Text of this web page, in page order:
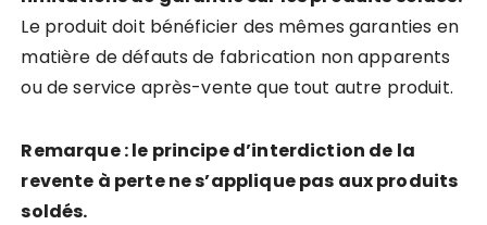
Le produit doit bénéficier des mêmes garanties en
matière de défauts de fabrication non apparents
ou de service après-vente que tout autre produit.
Remarque : le principe d’interdiction de la
revente à perte ne s’applique pas aux produits
soldés.